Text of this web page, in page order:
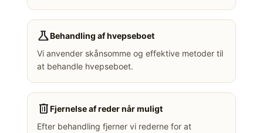
scienceBehandling af hvepseboet
Vi anvender skånsomme og effektive metoder til
at behandle hvepseboet.
deleteFjernelse af reder når muligt
Efter behandling fjerner vi rederne for at